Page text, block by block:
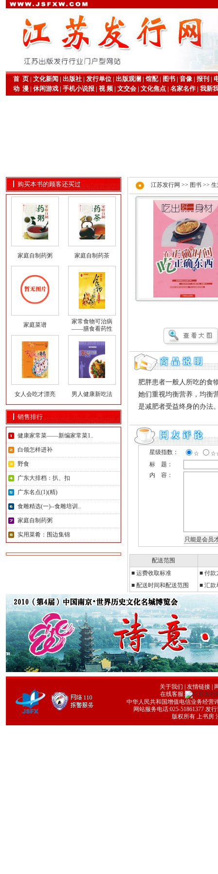
首 页| 文化新闻 | 出版社| 发行单位| 出版观澜 | 馆配| 图书| 音像| 报刊 |
动 漫| 休闲游戏| 手机小说报| 视 频| 文交会| 文化焦点| 名家名作| 我新
购买本书的顾客还买过
家庭自制药粥 家庭自制药茶
家庭菜谱
家常食物可治病
——膳食看药性
女人会吃才漂亮 男人健康新吃法
销售排行
健康家常菜——新编家常菜1..
白领怎样进补
野食
广东大排档：扒、扣
广东名点(1)(精)
食雕精选(一)--食雕培训..
家庭自制药粥
实用菜肴：围边集锦
江苏发行网 >> 图书 >>
肥胖患者一般人所吃的食
她们重视均衡营养，均衡
是减肥者受益终身的办法
星级指数： ☆
标 题：
内 容：
配送范围
■ 运费收取标准
■ 配送时间和配送范围
■ 付款
■ 汇款
关于我们 友情链接 |
在线客服:
中华人民共和国增值电信业务经营
网站服务电话:025-51861377 发
版权所有 上书房